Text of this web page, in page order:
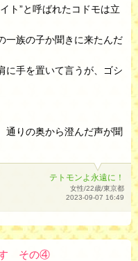
ト”と呼ばれたコドモは立
一族の子か聞きに来たんだ
に手を置いて言うが、ゴシ
通りの奥から澄んだ声が聞
テトモンよ永遠に！
女性/22歳/東京都
2023-09-07 16:49
す その④